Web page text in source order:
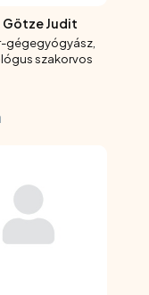
Götze Judit
gégegyógyász,
szakorvos